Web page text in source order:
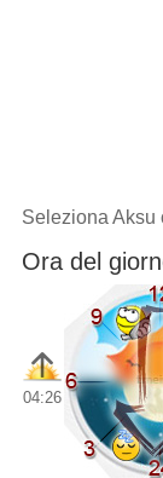
Seleziona Aksu
Ora del
04:26